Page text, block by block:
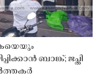
ബാങ്ക്; ജപ്തി